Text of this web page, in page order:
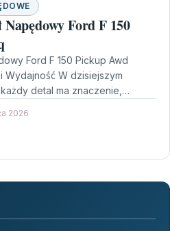
Ford F 150
Ford F 150 Pickup Awd
Wydajność W dzisiejszym
detal ma znaczenie,…
2026